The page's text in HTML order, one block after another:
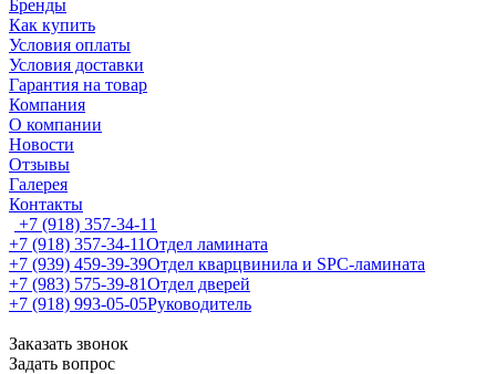
Бренды
Как купить
Условия оплаты
Условия доставки
Гарантия на товар
Компания
О компании
Новости
Отзывы
Галерея
Контакты
+7 (918) 357-34-11
+7 (918) 357-34-11Отдел ламината
+7 (939) 459-39-39Отдел кварцвинила и SPC-ламината
+7 (983) 575-39-81Отдел дверей
+7 (918) 993-05-05Руководитель
Заказать звонок
Задать вопрос